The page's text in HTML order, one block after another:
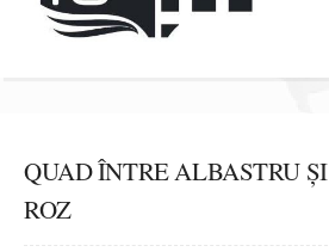
QUAD ÎNTRE ALBASTRU ȘI
ROZ